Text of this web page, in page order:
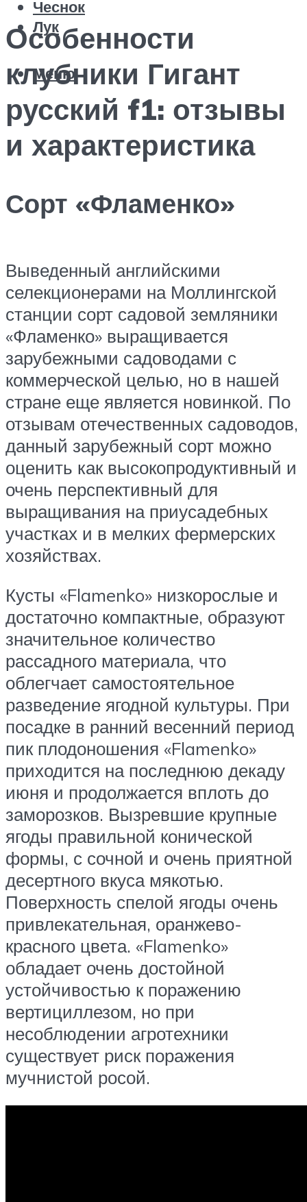
Чеснок
Лук
Меню
Особенности
клубники Гигант
русский f1: отзывы
и характеристика
Сорт «Фламенко»
Выведенный английскими
селекционерами на Моллингской
станции сорт садовой земляники
«Фламенко» выращивается
зарубежными садоводами с
коммерческой целью, но в нашей
стране еще является новинкой. По
отзывам отечественных садоводов,
данный зарубежный сорт можно
оценить как высокопродуктивный и
очень перспективный для
выращивания на приусадебных
участках и в мелких фермерских
хозяйствах.
Кусты «Flamenko» низкорослые и
достаточно компактные, образуют
значительное количество
рассадного материала, что
облегчает самостоятельное
разведение ягодной культуры. При
посадке в ранний весенний период
пик плодоношения «Flamenko»
приходится на последнюю декаду
июня и продолжается вплоть до
заморозков. Вызревшие крупные
ягоды правильной конической
формы, с сочной и очень приятной
десертного вкуса мякотью.
Поверхность спелой ягоды очень
привлекательная, оранжево-
красного цвета. «Flamenko»
обладает очень достойной
устойчивостью к поражению
вертициллезом, но при
несоблюдении агротехники
существует риск поражения
мучнистой росой.